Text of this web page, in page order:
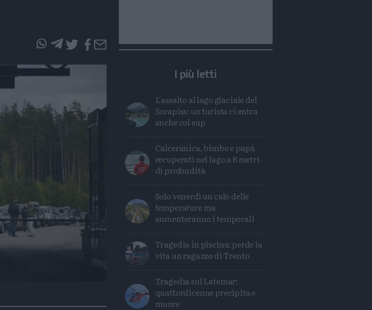
Condividi
articolo
Condividi
articolo
TwitterCondividi
Mail
I più letti
L'assalto al lago glaciale del
Sorapiss: un turista ci entra
anche col sup
Calceranica, bimbo e papà
recuperati nel lago a 8 metri
di profondità
Solo venerdì un calo delle
temperature ma
aumenteranno i temporali
Tragedia in piscina: perde la
vita un ragazzo di Trento
Tragedia sul Latemar:
quattordicenne precipita e
muore